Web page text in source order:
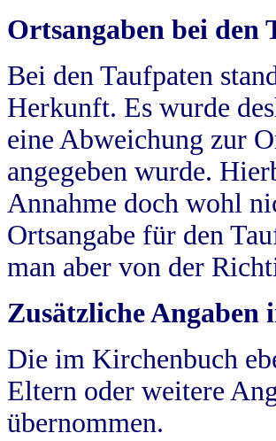
Ortsangaben bei den
Bei den Taufpaten
Herkunft. Es wurde
eine Abweichung zur
angegeben wurde.
Annahme doch wohl
Ortsangabe für den
man aber von der
Zusätzliche Angaben
Die im Kirchenbuch
Eltern oder weitere
übernommen.